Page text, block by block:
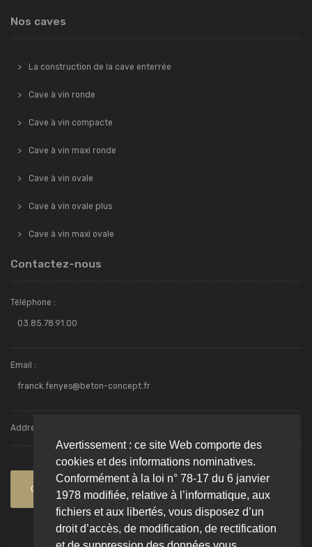
Avertissement : ce site Web comporte des
cookies et des informations nominatives.
Conformément à la loi n° 78-17 du 6 janvier
1978 modifiée, relative à l’informatique, aux
fichiers et aux libertés, vous disposez d’un
droit d’accès, de modification, de rectification
Nos caves
La construction de la cave enterrée
Cave à vin ronde
Cave à vin compacte
Cave à vin maxi ronde
Cave à vin ovale
Cave à vin ovale plus
Cave à vin maxi ovale
Contactez-nous
Téléphone :
03.85.78.91.00
Email :
franck.fenyes@beton-concept.fr
Addresse : Avenue des Ferrancins - ZI Torcy - 71210, TORCY
Contactez-nous